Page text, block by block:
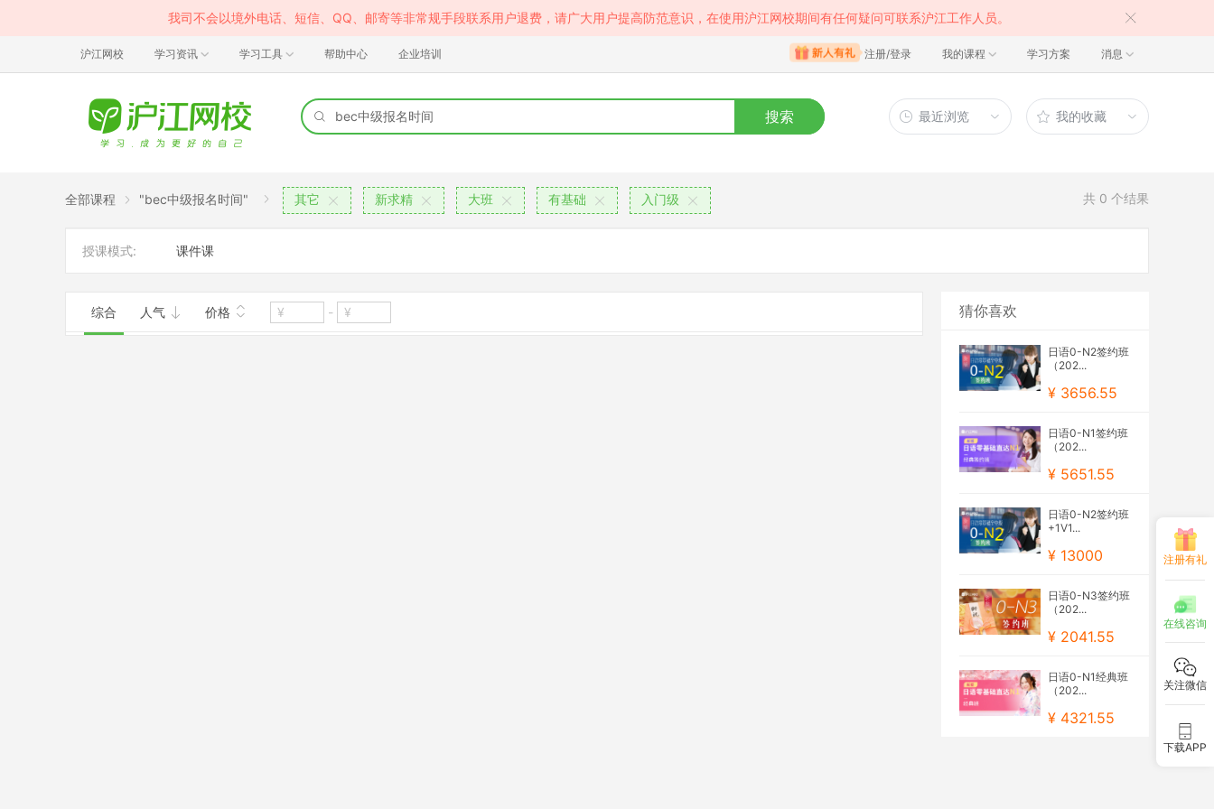
我司不会以境外电话、短信、QQ、邮寄等非常规手段联系用户退费，请广大用户提高防范意识，在使用沪江网校期间有任何疑问可联系沪江工作人员。
沪江网校 学习资讯 学习工具 帮助中心 企业培训 注册/登录 我的课程 学习方案 消息
搜索 最近浏览 我的收藏
全部课程 "bec中级报名时间" 其它 新求精 大班 有基础 入门级 共 0 个结果
授课模式: 课件课
综合 人气 价格 - 猜你喜欢
日语0-N2签约班
（202...
¥ 3656.55
日语0-N1签约班
（202...
¥ 5651.55
日语0-N2签约班
+1V1...
¥ 13000
日语0-N3签约班
（202...
¥ 2041.55
日语0-N1经典班
（202...
¥ 4321.55
注册有礼
在线咨询
关注微信
下载APP